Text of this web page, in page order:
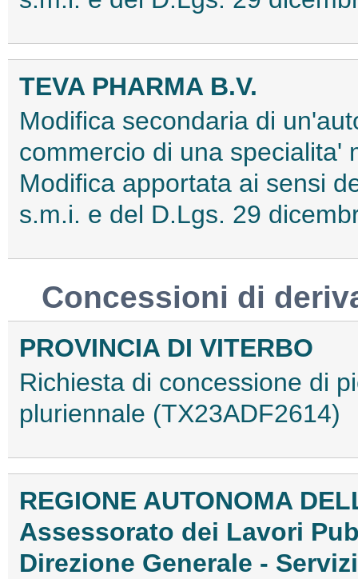
TEVA PHARMA B.V.
Modifica secondaria di
commercio di una specialita'
Modifica apportata ai sensi
s.m.i. e del D.Lgs. 29
Concessioni di
PROVINCIA DI VITERBO
Richiesta di concessione di
pluriennale (TX23ADF2614)
REGIONE AUTONOMA
Assessorato dei Lavori
Direzione Generale -